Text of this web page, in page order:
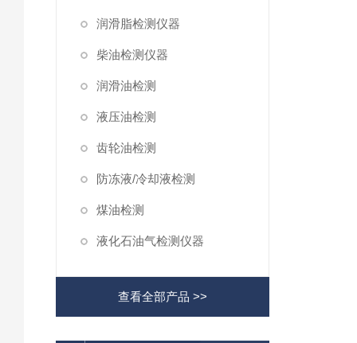
润滑脂检测仪器
柴油检测仪器
润滑油检测
液压油检测
齿轮油检测
防冻液/冷却液检测
煤油检测
液化石油气检测仪器
查看全部产品 >>